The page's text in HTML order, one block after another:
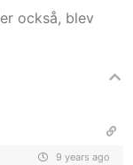
också, blev
9 years ago